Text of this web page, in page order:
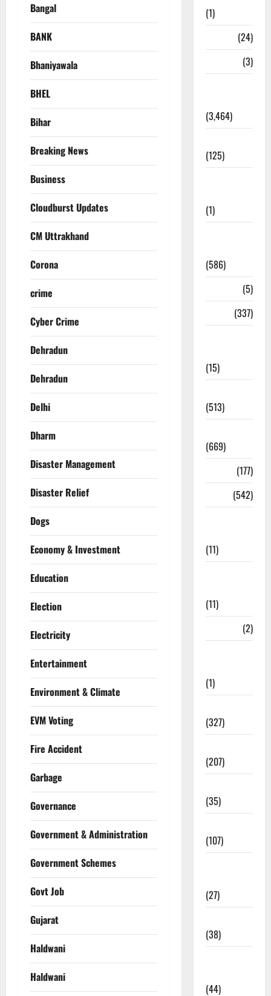
Bangal
BANK
Bhaniyawala
BHEL
Bihar
Breaking News
Business
Cloudburst Updates
CM Uttrakhand
Corona
crime
Cyber Crime
Dehradun
Dehradun
Delhi
Dharm
Disaster Management
Disaster Relief
Dogs
Economy & Investment
Education
Election
Electricity
Entertainment
Environment & Climate
EVM Voting
Fire Accident
Garbage
Governance
Government & Administration
Government Schemes
Govt Job
Gujarat
Haldwani
Haldwani
(1)
(24)
(3)
(3,464)
(125)
(1)
(586)
(5)
(337)
(15)
(513)
(669)
(177)
(542)
(11)
(11)
(2)
(1)
(327)
(207)
(35)
(107)
(27)
(38)
(44)